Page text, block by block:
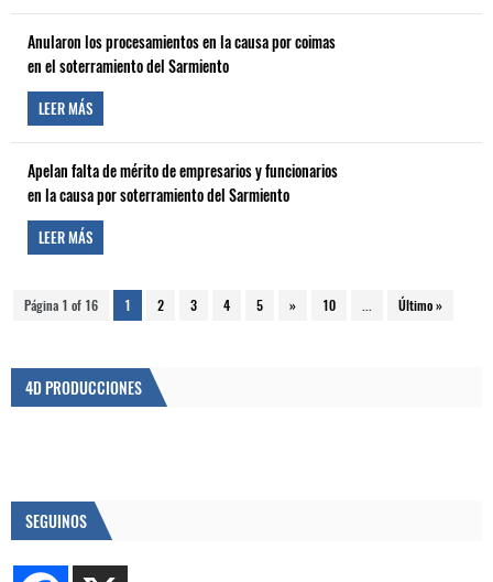
Anularon los procesamientos en la causa por coimas
en el soterramiento del Sarmiento
LEER MÁS
Apelan falta de mérito de empresarios y funcionarios
en la causa por soterramiento del Sarmiento
LEER MÁS
Página 1 of 16 1 2 3 4 5 » 10 Último »
4D PRODUCCIONES
SEGUINOS